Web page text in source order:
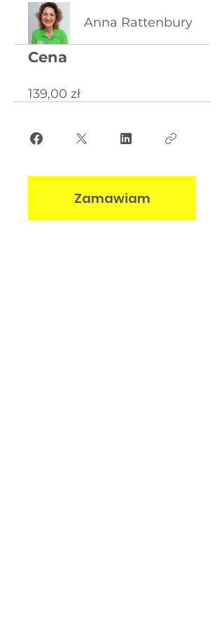
Anna Rattenbury
Cena
139,00 zł
Zamawiam